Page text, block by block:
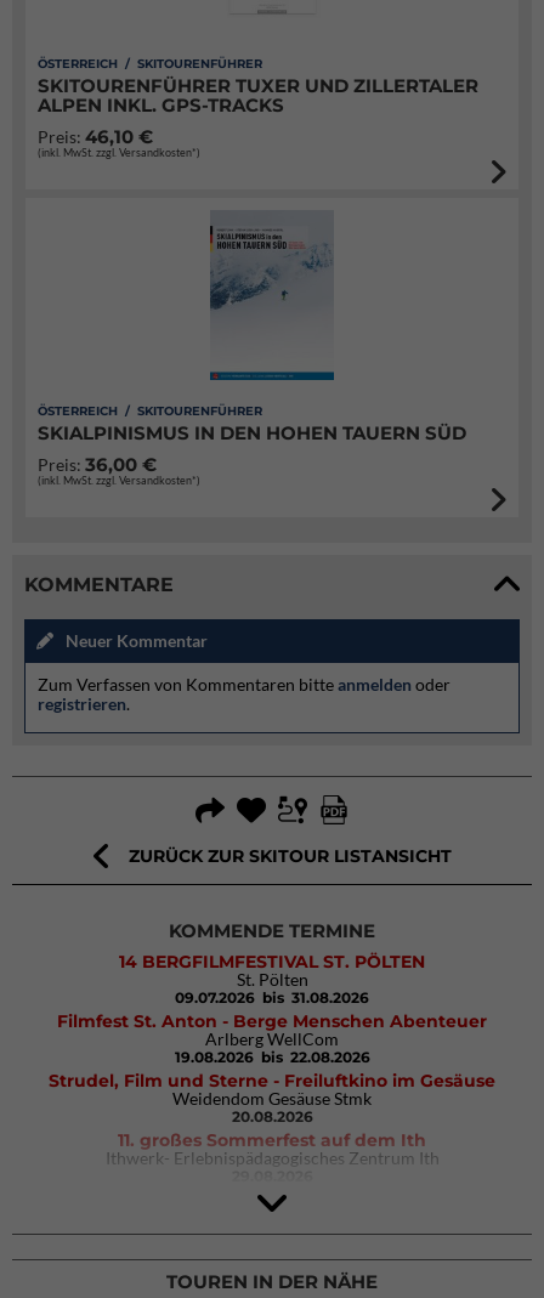
ÖSTERREICH / SKITOURENFÜHRER
SKITOURENFÜHRER TUXER UND ZILLERTALER
ALPEN INKL. GPS-TRACKS
Preis: 46,10 €
(inkl. MwSt. zzgl. Versandkosten*)
ÖSTERREICH / SKITOURENFÜHRER
SKIALPINISMUS IN DEN HOHEN TAUERN SÜD
Preis: 36,00 €
(inkl. MwSt. zzgl. Versandkosten*)
KOMMENTARE
Neuer Kommentar
Zum Verfassen von Kommentaren bitteanmelden oder
registrieren.
ZURÜCK ZUR SKITOUR LISTANSICHT
KOMMENDE TERMINE
14 BERGFILMFESTIVAL ST. PÖLTEN
St. Pölten
09.07.2026 bis 31.08.2026
Filmfest St. Anton - Berge Menschen Abenteuer
Arlberg WellCom
19.08.2026 bis 22.08.2026
Strudel, Film und Sterne - Freiluftkino im Gesäuse
Weidendom Gesäuse Stmk
20.08.2026
11. großes Sommerfest auf dem Ith
Ithwerk- Erlebnispädagogisches Zentrum Ith
4Blocs KIDS 2026
DAV Kletter- & Boulderzentrum München Süd (Thalkirchen)
26.09.2026
TOUREN IN DER NÄHE